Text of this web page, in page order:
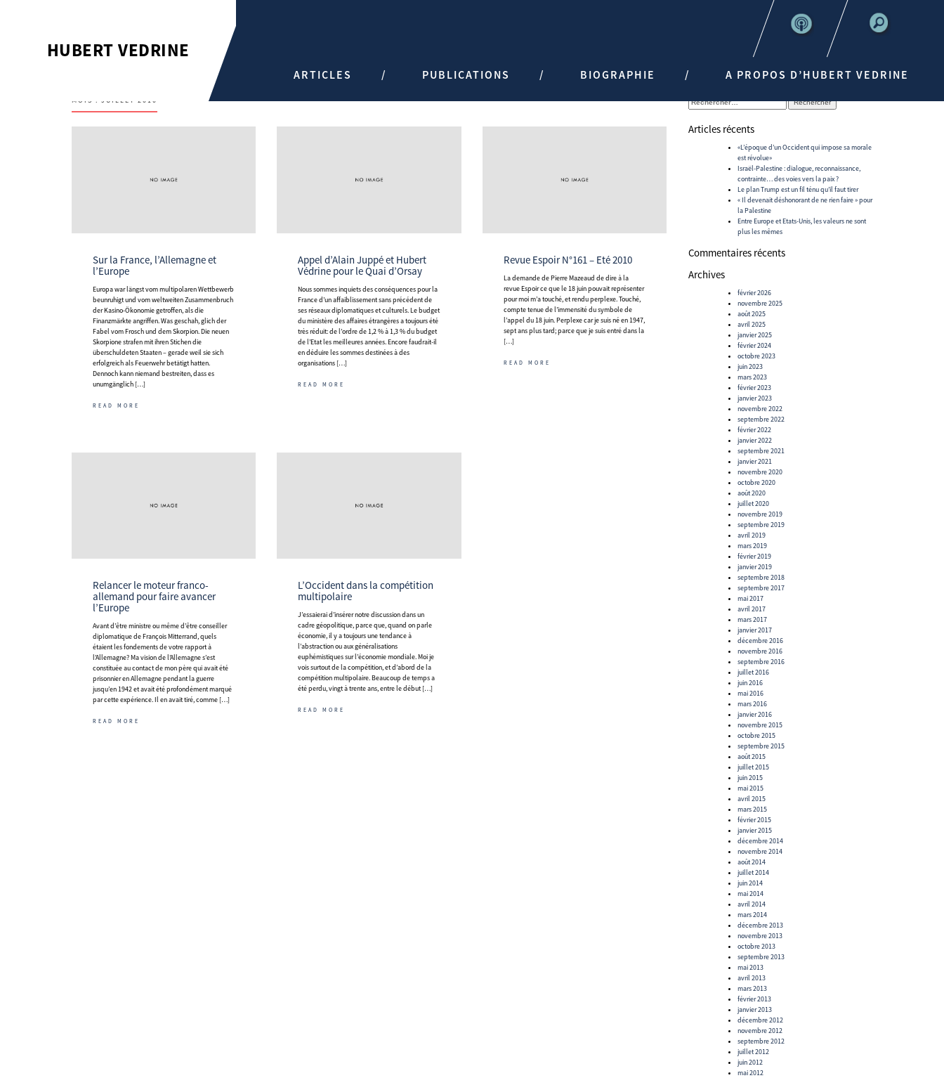
HUBERT VEDRINE
ARTICLES PUBLICATIONS BIOGRAPHIE A PROPOS D’HUBERT VEDRINE
MOIS : JUILLET 2010
Sur la France, l’Allemagne et
l’Europe
Europa war längst vom multipolaren Wettbewerb
beunruhigt und vom weltweiten Zusammenbruch
der Kasino-Ökonomie getroffen, als die
Finanzmärkte angriffen. Was geschah, glich der
Fabel vom Frosch und dem Skorpion. Die neuen
Skorpione strafen mit ihren Stichen die
überschuldeten Staaten – gerade weil sie sich
erfolgreich als Feuerwehr betätigt hatten.
Dennoch kann niemand bestreiten, dass es
unumgänglich […]
READ MORE
Appel d’Alain Juppé et Hubert
Védrine pour le Quai d’Orsay
Nous sommes inquiets des conséquences pour la
France d’un affaiblissement sans précédent de
ses réseaux diplomatiques et culturels. Le budget
du ministère des affaires étrangères a toujours été
très réduit: de l’ordre de 1,2 % à 1,3 % du budget
de l’Etat les meilleures années. Encore faudrait-il
en déduire les sommes destinées à des
organisations […]
READ MORE
Revue Espoir N°161 – Eté 2010
La demande de Pierre Mazeaud de dire à la
revue Espoir ce que le 18 juin pouvait représenter
pour moi m’a touché, et rendu perplexe. Touché,
compte tenue de l’immensité du symbole de
l’appel du 18 juin. Perplexe car je suis né en 1947,
sept ans plus tard; parce que je suis entré dans la
[…]
READ MORE
Relancer le moteur franco-
allemand pour faire avancer
l’Europe
Avant d’être ministre ou même d’être conseiller
diplomatique de François Mitterrand, quels
étaient les fondements de votre rapport à
l’Allemagne? Ma vision de l’Allemagne s’est
constituée au contact de mon père qui avait été
prisonnier en Allemagne pendant la guerre
jusqu’en 1942 et avait été profondément marqué
par cette expérience. Il en avait tiré, comme […]
READ MORE
L’Occident dans la compétition
multipolaire
J’essaierai d’insérer notre discussion dans un
cadre géopolitique, parce que, quand on parle
économie, il y a toujours une tendance à
l’abstraction ou aux généralisations
euphémistiques sur l’économie mondiale. Moi je
vois surtout de la compétition, et d’abord de la
compétition multipolaire. Beaucoup de temps a
été perdu, vingt à trente ans, entre le début […]
READ MORE
Rechercher :
Articles récents
«L’époque d’un Occident qui impose sa morale
est révolue»
Israël-Palestine : dialogue, reconnaissance,
contrainte… des voies vers la paix ?
Le plan Trump est un fil ténu qu’il faut tirer
« Il devenait déshonorant de ne rien faire » pour
la Palestine
Entre Europe et Etats-Unis, les valeurs ne sont
plus les mêmes
Commentaires récents
Archives
février 2026
novembre 2025
août 2025
avril 2025
janvier 2025
février 2024
octobre 2023
juin 2023
mars 2023
février 2023
janvier 2023
novembre 2022
septembre 2022
février 2022
janvier 2022
septembre 2021
janvier 2021
novembre 2020
octobre 2020
août 2020
juillet 2020
novembre 2019
septembre 2019
avril 2019
mars 2019
février 2019
janvier 2019
septembre 2018
septembre 2017
mai 2017
avril 2017
mars 2017
janvier 2017
décembre 2016
novembre 2016
septembre 2016
juillet 2016
juin 2016
mai 2016
mars 2016
janvier 2016
novembre 2015
octobre 2015
septembre 2015
août 2015
juillet 2015
juin 2015
mai 2015
avril 2015
mars 2015
février 2015
janvier 2015
décembre 2014
novembre 2014
août 2014
juillet 2014
juin 2014
mai 2014
avril 2014
mars 2014
décembre 2013
novembre 2013
octobre 2013
septembre 2013
mai 2013
avril 2013
mars 2013
février 2013
janvier 2013
décembre 2012
novembre 2012
septembre 2012
juillet 2012
juin 2012
mai 2012